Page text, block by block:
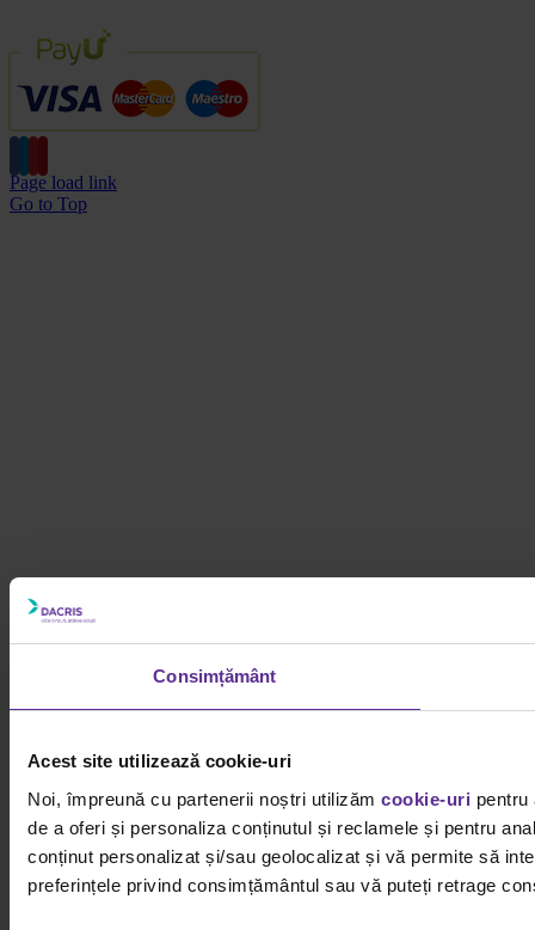
Consimțământ
Acest site utilizează cookie-uri
Noi, împreună cu partenerii noștri utilizăm cookie-uri
de a oferi și personaliza conținutul și reclamele și pentru
conținut personalizat și/sau geolocalizat și vă permite să
preferințele privind consimțământul sau vă puteți retrage
Page load link
Go to Top